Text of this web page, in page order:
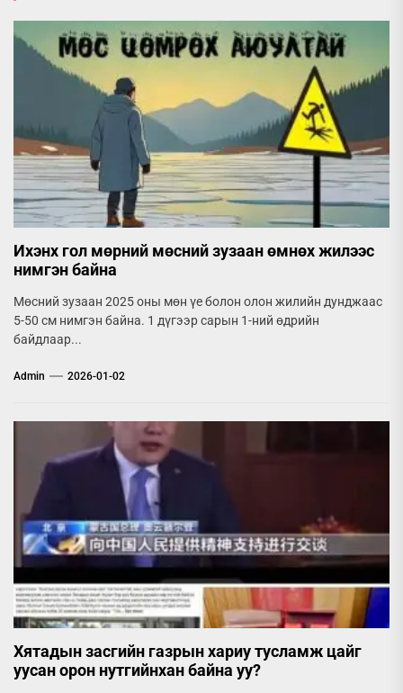
Ихэнх гол мөрний мөсний зузаан өмнөх жилээс
нимгэн байна
Мөсний зузаан 2025 оны мөн үе болон олон жилийн дунджаас
5-50 см нимгэн байна. 1 дүгээр сарын 1-ний өдрийн
байдлаар...
Admin 2026-01-02
Хятадын засгийн газрын хариу тусламж цайг
уусан орон нутгийнхан байна уу?